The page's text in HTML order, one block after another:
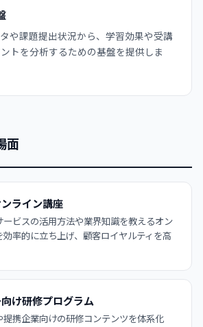
や課題提出状況から、学習効果や受講
トを分析するための基盤を提供しま
面
ライン講座
ービスの活用方法や業界知識を教えるオン
効率的に立ち上げ、顧客ロイヤルティを高
け研修プログラム
提携企業向けの研修コンテンツを体系化